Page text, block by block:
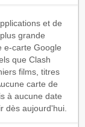
et de
grande
e-carte Google
que Clash
films, titres
carte de
à aucune date
dès aujourd'hui.